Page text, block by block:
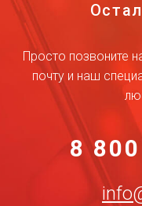
Просто позвоните
почту и наш
8